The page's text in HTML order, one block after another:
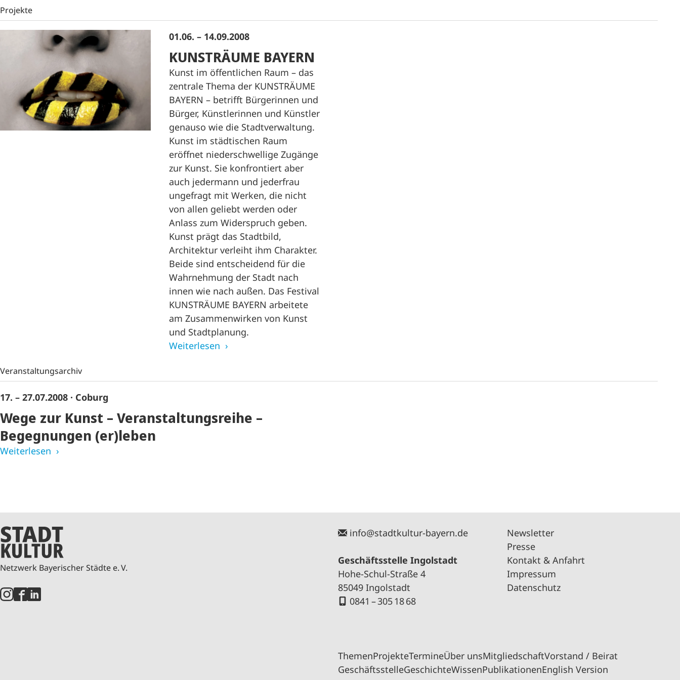
Projekte
01.06. – 14.09.2008
KUNSTRÄUME BAYERN
Kunst im öffentlichen Raum – das
zentrale Thema der KUNSTRÄUME
BAYERN – betrifft Bürgerinnen und
Bürger, Künstlerinnen und Künstler
genauso wie die Stadtverwaltung.
Kunst im städtischen Raum
eröffnet niederschwellige Zugänge
zur Kunst. Sie konfrontiert aber
auch jedermann und jederfrau
ungefragt mit Werken, die nicht
von allen geliebt werden oder
Anlass zum Widerspruch geben.
Kunst prägt das Stadtbild,
Architektur verleiht ihm Charakter.
Beide sind entscheidend für die
Wahrnehmung der Stadt nach
innen wie nach außen. Das Festival
KUNSTRÄUME BAYERN arbeitete
am Zusammenwirken von Kunst
und Stadtplanung.
Weiterlesen
Veranstaltungsarchiv
17. – 27.07.2008 · Coburg
Wege zur Kunst – Veranstaltungsreihe –
Begegnungen (er)leben
Weiterlesen
Netzwerk Bayerischer Städte e. V.
info@stadtkultur-bayern.de
Geschäftsstelle Ingolstadt
Hohe-Schul-Straße 4
85049 Ingolstadt
0841 – 305 18 68
Newsletter
Presse
Kontakt & Anfahrt
Impressum
Datenschutz
ThemenProjekteTermineÜber unsMitgliedschaftVorstand / Beirat
GeschäftsstelleGeschichteWissenPublikationenEnglish Version